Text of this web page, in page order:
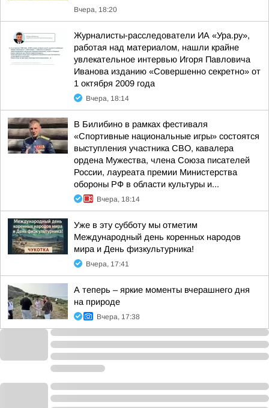
Вчера, 18:20
Журналисты-расследователи ИА «Ура.ру»,
работая над материалом, нашли крайне
увлекательное интервью Игоря Павловича
Иванова изданию «Совершенно секретно» от
1 октября 2009 года
Вчера, 18:14
В Билибино в рамках фестиваля
«Спортивные национальные игры» состоятся
выступления участника СВО, кавалера
ордена Мужества, члена Союза писателей
России, лауреата премии Министерства
обороны РФ в области культуры и...
Вчера, 18:14
Уже в эту субботу мы отметим
Международный день коренных народов
мира и День физкультурника!
Вчера, 17:41
А теперь – яркие моменты вчерашнего дня
на природе
Вчера, 17:38